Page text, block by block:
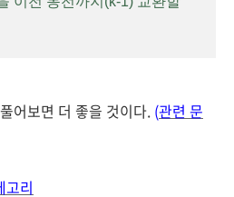
어보면 더 좋을 것이다. (관련 문
고리